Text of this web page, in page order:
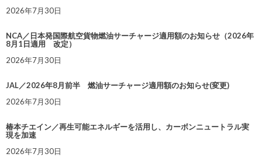
2026年7月30日
NCA／日本発国際航空貨物燃油サーチャージ適用額のお知らせ（2026年
8月1日適用 改定）
2026年7月30日
JAL／2026年8月前半 燃油サーチャージ適用額のお知らせ(変更)
2026年7月30日
椿本チエイン／再生可能エネルギーを活用し、カーボンニュートラル実
現を加速
2026年7月30日